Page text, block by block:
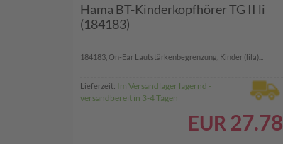
Hama BT-Kinderkopfhörer TG II li
(184183)
184183, On-Ear Lautstärkenbegrenzung, Kinder (lila)...
Lieferzeit: Im Versandlager lagernd -
versandbereit in 3-4 Tagen
EUR 27.78